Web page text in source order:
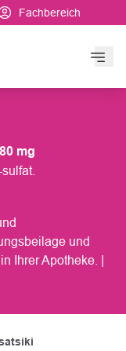
Fachbereich
mg
und
Ihrer Apotheke. |